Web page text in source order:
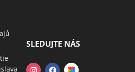
SLEDUJTE NÁS